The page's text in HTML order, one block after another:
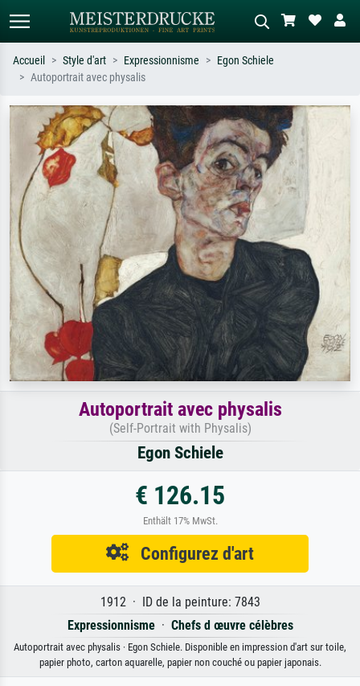
Recherchez par artiste, titre ou style –
ex. Monet, Nuit étoilée,
impressionnisme, vague de Hokusai,
nu.
Décrivez la scène – ex. prairie verte,
abstrait avec beaucoup de rouge,
tableau sombre, nu debout près d'un
arbre.
Accueil Style d'art Expressionnisme
Egon Schiele
Autoportrait avec physalis
Autoportrait avec physalis
(Self-Portrait with Physalis)
Egon Schiele
€ 126.15
Enthält 17% MwSt.
Configurez d'art
1912 · ID de la peinture: 7843
Expressionnisme· Chefs d œuvre célèbres
Autoportrait avec physalis · Egon Schiele. Disponible en impression d'art sur toile,
papier photo, carton aquarelle, papier non couché ou papier japonais.